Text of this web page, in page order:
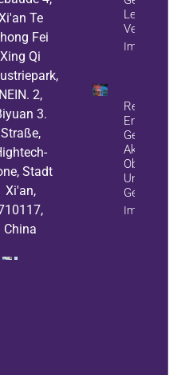
Te
Fei
Xing Qi
NEIN. 2,
3.
Straße,
Stadt
Xi'an,
China
Verbessern
Reduzieren
Aktiven
Und